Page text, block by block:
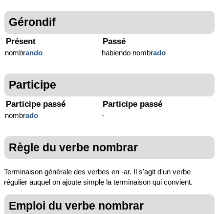
Gérondif
Présent
nombrando
Passé
habiendo nombrado
Participe
Participe passé
nombrado
Participe passé
-
Règle du verbe nombrar
Terminaison générale des verbes en -ar. Il s'agit d'un verbe
régulier auquel on ajoute simple la terminaison qui convient.
Emploi du verbe nombrar